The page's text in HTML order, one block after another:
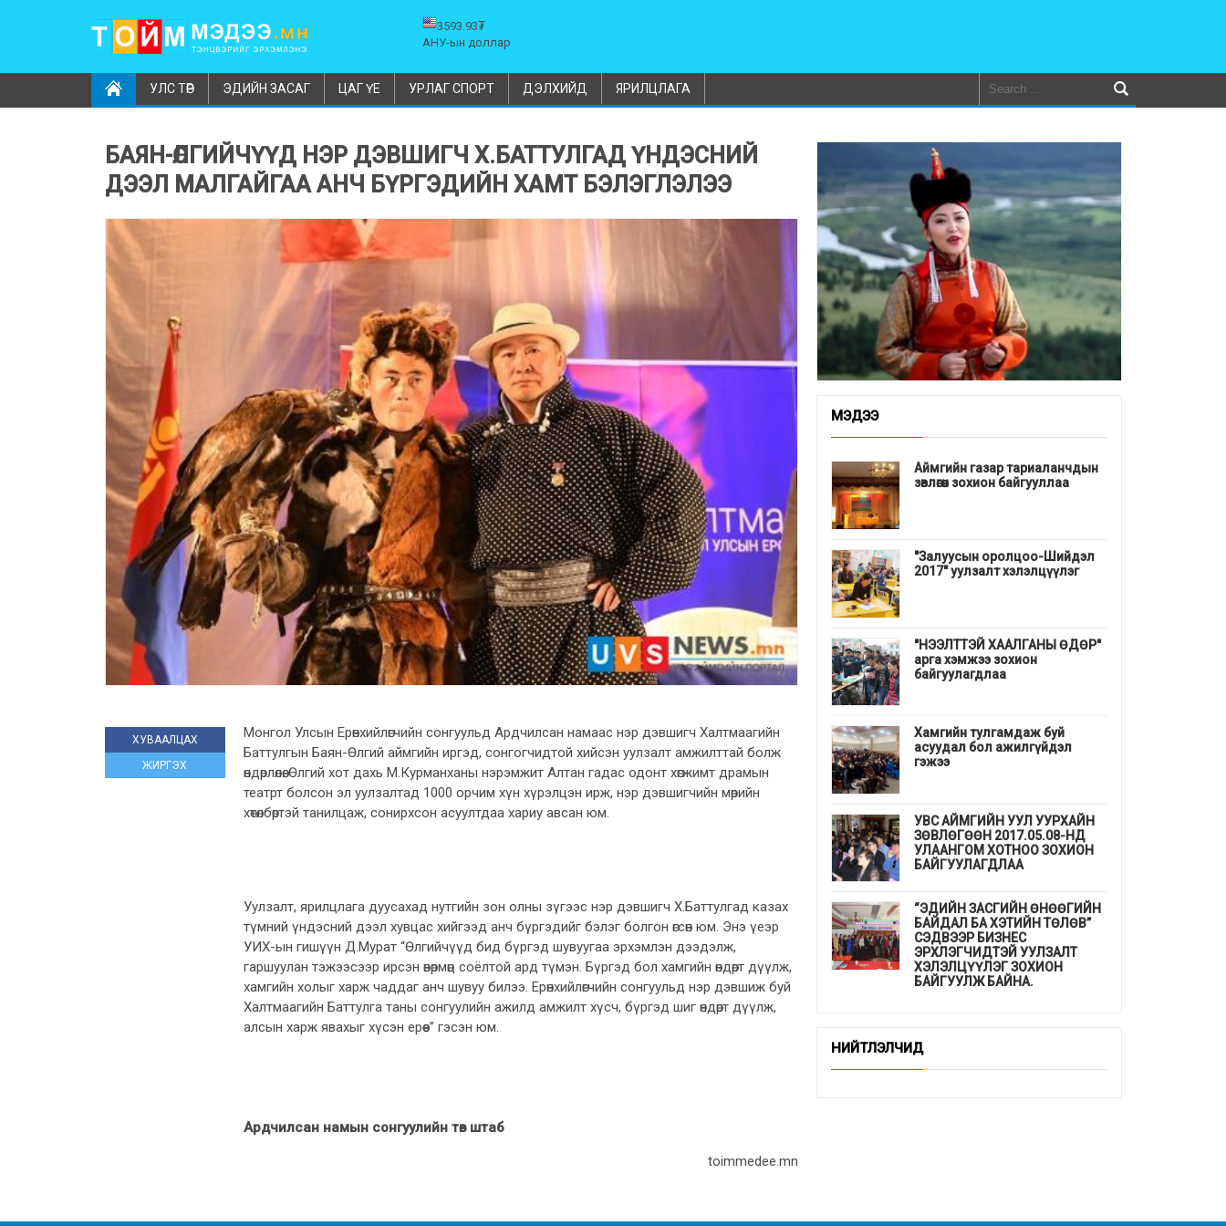
3593.93₮
АНУ-ын доллар
УЛС ТӨР ЭДИЙН ЗАСАГ ЦАГ ҮЕ УРЛАГ СПОРТ ДЭЛХИЙД ЯРИЛЦЛАГА
МЭДЭЭ
Аймгийн газар тариаланчдын
зөвлөгөөн зохион байгууллаа
"Залуусын оролцоо-Шийдэл
2017" уулзалт хэлэлцүүлэг
"НЭЭЛТТЭЙ ХААЛГАНЫ ӨДӨР"
арга хэмжээ зохион
байгуулагдлаа
Хамгийн тулгамдаж буй
асуудал бол ажилгүйдэл
гэжээ
УВС АЙМГИЙН УУЛ УУРХАЙН
ЗӨВЛӨГӨӨН 2017.05.08-НД
УЛААНГОМ ХОТНОО ЗОХИОН
БАЙГУУЛАГДЛАА
“ЭДИЙН ЗАСГИЙН ӨНӨӨГИЙН
БАЙДАЛ БА ХЭТИЙН ТӨЛӨВ”
СЭДВЭЭР БИЗНЕС
ЭРХЛЭГЧИДТЭЙ УУЛЗАЛТ
ХЭЛЭЛЦҮҮЛЭГ ЗОХИОН
БАЙГУУЛЖ БАЙНА.
сануулав
НИЙТЛЭЛЧИД
БАЯН-ӨЛГИЙЧҮҮД НЭР ДЭВШИГЧ Х.БАТТУЛГАД ҮНДЭСНИЙ
ДЭЭЛ МАЛГАЙГАА АНЧ БҮРГЭДИЙН ХАМТ БЭЛЭГЛЭЛЭЭ
ХУВААЛЦАХ
ЖИРГЭХ
Монгол Улсын Ерөнхийлөгчийн сонгуульд Ардчилсан намаас нэр дэвшигч Халтмаагийн
Баттулгын Баян-Өлгий аймгийн иргэд, сонгогчидтой хийсэн уулзалт амжилттай болж
өндөрлөлөө. Өлгий хот дахь М.Курманханы нэрэмжит Алтан гадас одонт хөгжимт драмын
театрт болсон эл уулзалтад 1000 орчим хүн хүрэлцэн ирж, нэр дэвшигчийн мөрийн
хөтөлбөртэй танилцаж, сонирхсон асуултдаа хариу авсан юм.
Уулзалт, ярилцлага дуусахад нутгийн зон олны зүгээс нэр дэвшигч Х.Баттулгад казах
түмний үндэсний дээл хувцас хийгээд анч бүргэдийг бэлэг болгон өгсөн юм. Энэ үеэр
УИХ-ын гишүүн Д.Мурат “Өлгийчүүд бид бүргэд шувуугаа эрхэмлэн дээдэлж,
гаршуулан тэжээсээр ирсэн өвөрмөц соёлтой ард түмэн. Бүргэд бол хамгийн өндөрт дүүлж,
хамгийн холыг харж чаддаг анч шувуу билээ. Ерөнхийлөгчийн сонгуульд нэр дэвшиж буй
Халтмаагийн Баттулга таны сонгуулийн ажилд амжилт хүсч, бүргэд шиг өндөрт дүүлж,
алсын харж явахыг хүсэн ерөөе” гэсэн юм.
Ардчилсан намын сонгуулийн төв штаб
toimmedee.mn